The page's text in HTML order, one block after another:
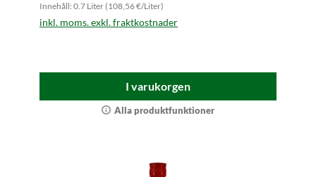
Innehåll: 0.7 Liter (108,56 €/Liter)
inkl. moms. exkl. fraktkostnader
I varukorgen
Alla produktfunktioner